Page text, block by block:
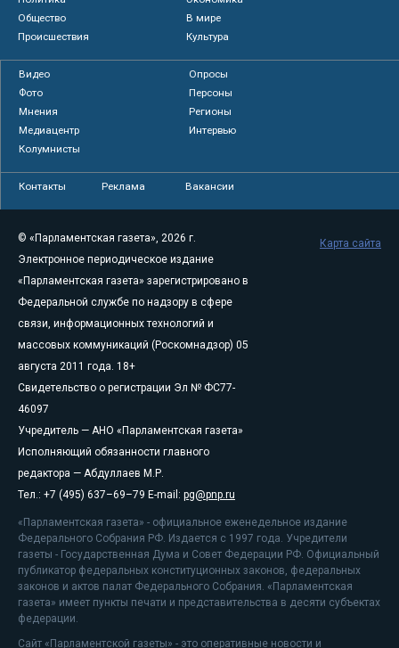
Общество
В мире
Происшествия
Культура
Видео
Опросы
Фото
Персоны
Мнения
Регионы
Медиацентр
Интервью
Колумнисты
Контакты Реклама Вакансии
© «Парламентская газета», 2026 г.
Электронное периодическое издание
«Парламентская газета» зарегистрировано в
Федеральной службе по надзору в сфере
связи, информационных технологий и
массовых коммуникаций (Роскомнадзор) 05
августа 2011 года. 18+
Свидетельство о регистрации Эл № ФС77-
46097
Учредитель — АНО «Парламентская газета»
Исполняющий обязанности главного
редактора — Абдуллаев М.Р.
Тел.: +7 (495) 637–69–79 E-mail: pg@pnp.ru
«Парламентская газета» - официальное еженедельное издание
Федерального Собрания РФ. Издается с 1997 года. Учредители
газеты - Государственная Дума и Совет Федерации РФ. Официальный
публикатор федеральных конституционных законов, федеральных
законов и актов палат Федерального Собрания. «Парламентская
газета» имеет пункты печати и представительства в десяти субъектах
федерации.
Сайт «Парламентской газеты» - это оперативные новости и
Карта сайта